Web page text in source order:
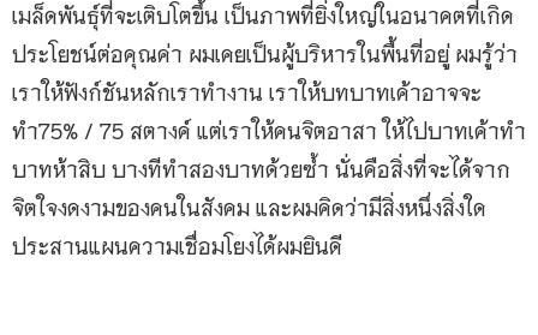
เมล็ดพันธุ์ที่จะเติบโตขึ้น เป็นภาพที่ยิ่งใหญ่ในอนาคตที่เกิด
ประโยชน์ต่อคุณค่า ผมเคยเป็นผู้บริหารในพื้นที่อยู่ ผมรู้ว่า
เราให้ฟังก์ชันหลักเราทำงาน เราให้บทบาทเค้าอาจจะ
ทำ75% / 75 สตางค์ แต่เราให้คนจิตอาสา ให้ไปบาทเค้าทำ
บาทห้าสิบ บางทีทำสองบาทด้วยซ้ำ นั่นคือสิ่งที่จะได้จาก
จิตใจงดงามของคนในสังคม และผมคิดว่ามีสิ่งหนึ่งสิ่งใด
ประสานแผนความเชื่อมโยงได้ผมยินดี